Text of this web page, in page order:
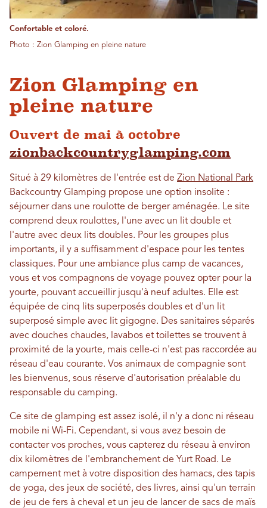
Confortable et coloré.
Photo : Zion Glamping en pleine nature
Zion Glamping en
pleine nature
Ouvert de mai à octobre
zionbackcountryglamping.com
Situé à 29 kilomètres de l'entrée est de Zion National Park
Backcountry Glamping propose une option insolite :
séjourner dans une roulotte de berger aménagée. Le site
comprend deux roulottes, l'une avec un lit double et
l'autre avec deux lits doubles. Pour les groupes plus
importants, il y a suffisamment d'espace pour les tentes
classiques. Pour une ambiance plus camp de vacances,
vous et vos compagnons de voyage pouvez opter pour la
yourte, pouvant accueillir jusqu'à neuf adultes. Elle est
équipée de cinq lits superposés doubles et d'un lit
superposé simple avec lit gigogne. Des sanitaires séparés
avec douches chaudes, lavabos et toilettes se trouvent à
proximité de la yourte, mais celle-ci n'est pas raccordée au
réseau d'eau courante. Vos animaux de compagnie sont
les bienvenus, sous réserve d'autorisation préalable du
responsable du camping.
Ce site de glamping est assez isolé, il n'y a donc ni réseau
mobile ni Wi-Fi. Cependant, si vous avez besoin de
contacter vos proches, vous capterez du réseau à environ
dix kilomètres de l'embranchement de Yurt Road. Le
campement met à votre disposition des hamacs, des tapis
de yoga, des jeux de société, des livres, ainsi qu'un terrain
de jeu de fers à cheval et un jeu de lancer de sacs de maïs